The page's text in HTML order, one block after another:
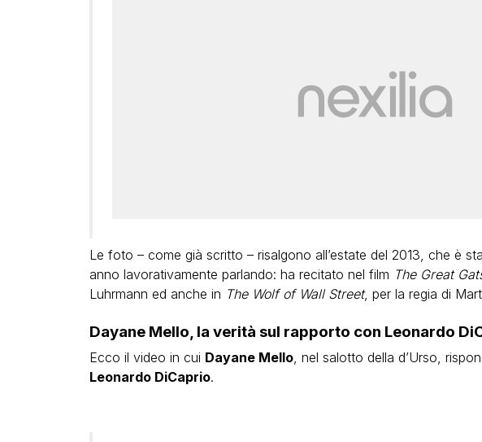
Le foto – come già scritto – risalgono all’estate del 2013, che è
anno lavorativamente parlando: ha recitato nel film The Great
Luhrmann ed anche in The Wolf of Wall Street, per la regia di
Dayane Mello, la verità sul rapporto con Leonardo
Ecco il video in cui Dayane Mello, nel salotto della d’Urso,
Leonardo DiCaprio.